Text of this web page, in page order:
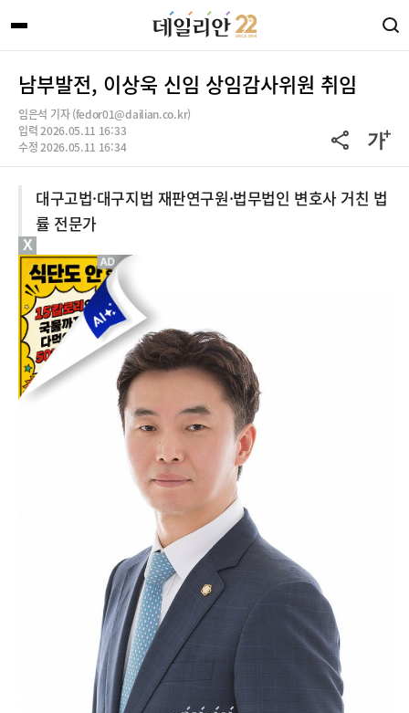
남부발전, 이상욱 신임 상임감사위원 취임
임은석 기자 (fedor01@dailian.co.kr)
입력 2026.05.11 16:33
수정 2026.05.11 16:34
대구고법·대구지법 재판연구원·법무법인 변호사 거친 법
률 전문가
X